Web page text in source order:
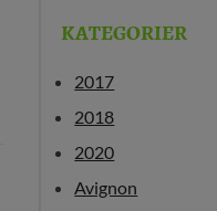
KATEGORIER
2017
2018
2020
Avignon